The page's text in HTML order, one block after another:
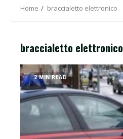
Home braccialetto elettronico
braccialetto elettronico
2 MIN READ